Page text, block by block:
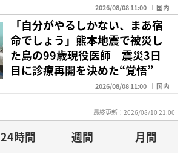
2026/08/08 11:00 国内
「自分がやるしかない、まあ宿
命でしょう」熊本地震で被災し
た島の99歳現役医師 震災3日
目に診療再開を決めた“覚悟”
2026/08/08 11:00 国内
最終更新：2026/08/10 21:00
24時間 週間
月間